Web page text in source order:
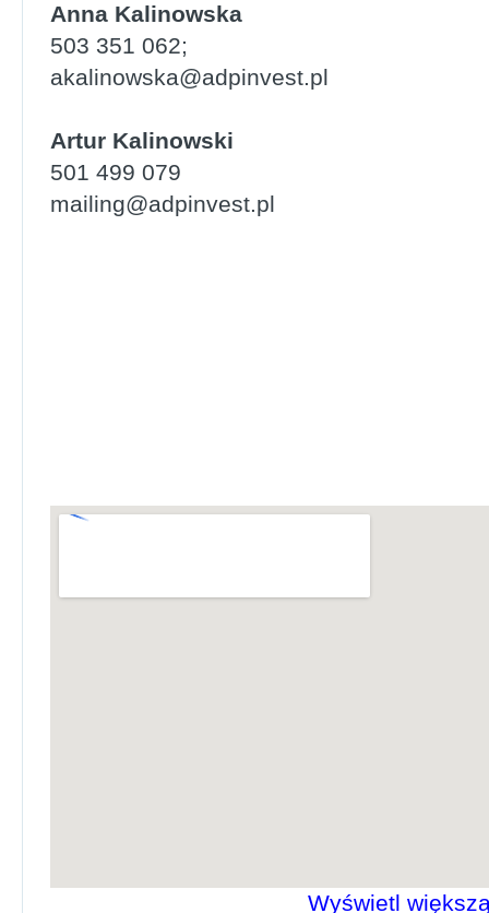
Anna Kalinowska
503 351 062;
akalinowska@adpinvest.pl
Artur Kalinowski
501 499 079
mailing@adpinvest.pl
Wyświetl